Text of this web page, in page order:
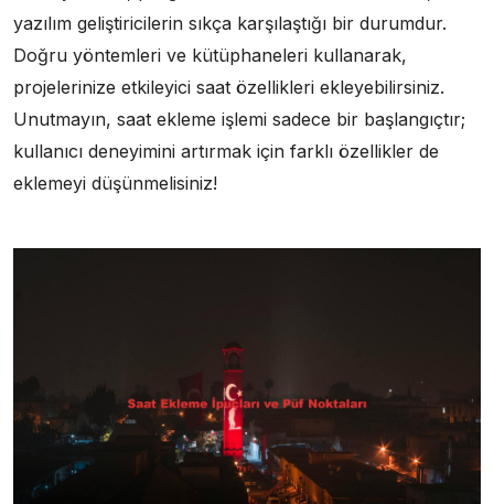
yazılım geliştiricilerin sıkça karşılaştığı bir durumdur.
Doğru yöntemleri ve kütüphaneleri kullanarak,
projelerinize etkileyici saat özellikleri ekleyebilirsiniz.
Unutmayın, saat ekleme işlemi sadece bir başlangıçtır;
kullanıcı deneyimini artırmak için farklı özellikler de
eklemeyi düşünmelisiniz!